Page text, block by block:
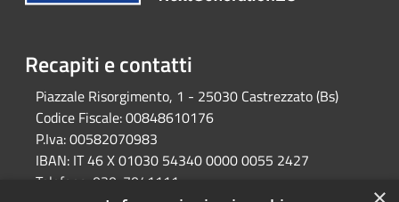
Recapiti e contatti
Piazzale Risorgimento, 1 - 25030 Castrezzato (Bs)
Codice Fiscale:00848610176
P.Iva:00582070983
IBAN: IT 46 X 01030 54340 0000 0055 2427
Telefono: 030-7041111